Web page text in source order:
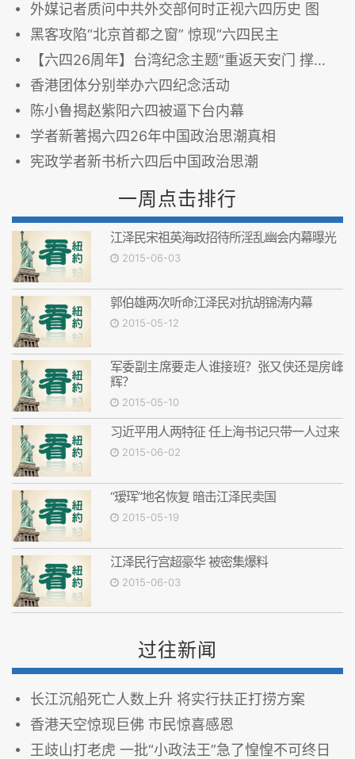
外媒记者质问中共外交部何时正视六四历史 图
黑客攻陷“北京首都之窗” 惊现“六四民主
【六四26周年】台湾纪念主题“重返天安门 撑伞悼六四”
香港团体分别举办六四纪念活动
陈小鲁揭赵紫阳六四被逼下台内幕
学者新著揭六四26年中国政治思潮真相
宪政学者新书析六四后中国政治思潮
一周点击排行
江泽民宋祖英海政招待所淫乱幽会内幕曝光
2015-06-03
郭伯雄两次听命江泽民对抗胡锦涛内幕
2015-05-12
军委副主席要走人谁接班？张又侠还是房峰
辉？
2015-05-10
习近平用人两特征 任上海书记只带一人过来
2015-06-02
“瑷珲”地名恢复 暗击江泽民卖国
2015-05-19
江泽民行宫超豪华 被密集爆料
2015-06-03
过往新闻
长江沉船死亡人数上升 将实行扶正打捞方案
香港天空惊现巨佛 市民惊喜感恩
王歧山打老虎 一批“小政法王”急了惶惶不可终日